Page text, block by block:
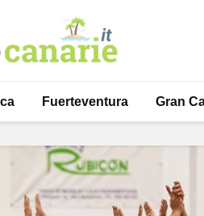
Fuerteventura Gran